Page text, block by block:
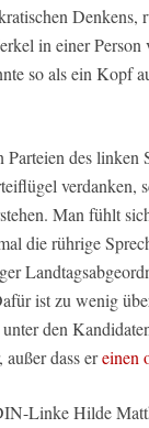
Denkens,
in einer
so als ein Kopf
des
verdanken,
Man fühlt
die rührige
ist zu wenig
den
dass ereinen
Linke Hilde